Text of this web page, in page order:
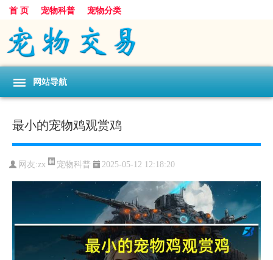
首 页 宠物科普 宠物分类
网站导航
最小的宠物鸡观赏鸡
网友:zx 宠物科普 2025-05-12 12:18:20